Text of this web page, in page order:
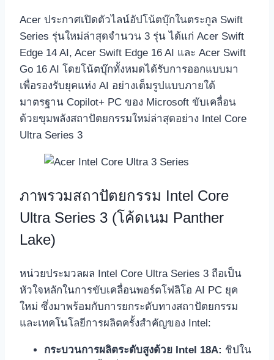
Acer ประกาศเปิดตัวไลน์อัปโน้ตบุ๊กในตระกูล Swift
Series รุ่นใหม่ล่าสุดจำนวน 3 รุ่น ได้แก่ Acer Swift
Edge 14 AI, Acer Swift Edge 16 AI และ Acer Swift
Go 16 AI โดยโน้ตบุ๊กทั้งหมดได้รับการออกแบบมา
เพื่อรองรับยุคแห่ง AI อย่างเต็มรูปแบบภายใต้
มาตรฐาน Copilot+ PC ของ Microsoft ขับเคลื่อน
ด้วยขุมพลังสถาปัตยกรรมใหม่ล่าสุดอย่าง Intel Core
Ultra Series 3
ภาพรวมสถาปัตยกรรม Intel Core
Ultra Series 3 (โค้ดเนม Panther
Lake)
หน่วยประมวลผล Intel Core Ultra Series 3 ถือเป็น
หัวใจหลักในการขับเคลื่อนพอร์ตโฟลิโอ AI PC ยุค
ใหม่ ซึ่งมาพร้อมกับการยกระดับทางสถาปัตยกรรม
และเทคโนโลยีการผลิตครั้งสำคัญของ Intel:
กระบวนการผลิตระดับสูงด้วย Intel 18A: ชิปใน